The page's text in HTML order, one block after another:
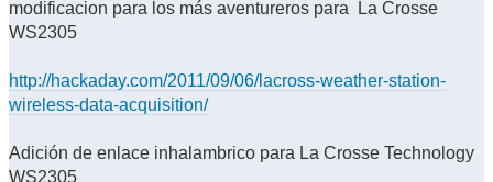
modificacion para los más aventureros para La Crosse
WS2305
http://hackaday.com/2011/09/06/lacross-weather-station-
wireless-data-acquisition/
Adición de enlace inhalambrico para La Crosse Technology
WS2305